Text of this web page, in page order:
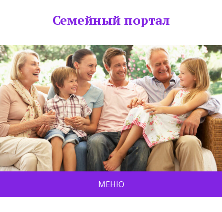
Семейный портал
МЕНЮ